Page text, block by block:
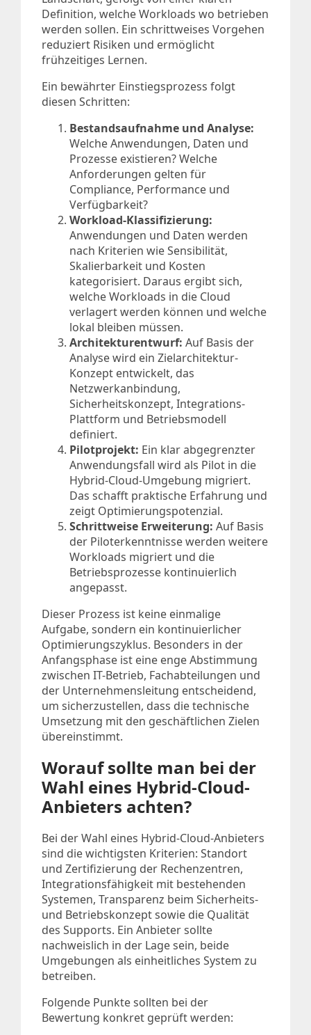
Definition, welche Workloads wo betrieben
werden sollen. Ein schrittweises Vorgehen
reduziert Risiken und ermöglicht
frühzeitiges Lernen.
Ein bewährter Einstiegsprozess folgt
diesen Schritten:
Bestandsaufnahme und Analyse:
Welche Anwendungen, Daten und
Prozesse existieren? Welche
Anforderungen gelten für
Compliance, Performance und
Verfügbarkeit?
Workload-Klassifizierung:
Anwendungen und Daten werden
nach Kriterien wie Sensibilität,
Skalierbarkeit und Kosten
kategorisiert. Daraus ergibt sich,
welche Workloads in die Cloud
verlagert werden können und welche
lokal bleiben müssen.
Architekturentwurf: Auf Basis der
Analyse wird ein Zielarchitektur-
Konzept entwickelt, das
Netzwerkanbindung,
Sicherheitskonzept, Integrations-
Plattform und Betriebsmodell
definiert.
Pilotprojekt: Ein klar abgegrenzter
Anwendungsfall wird als Pilot in die
Hybrid-Cloud-Umgebung migriert.
Das schafft praktische Erfahrung und
zeigt Optimierungspotenzial.
Schrittweise Erweiterung: Auf Basis
der Piloterkenntnisse werden weitere
Workloads migriert und die
Betriebsprozesse kontinuierlich
angepasst.
Dieser Prozess ist keine einmalige
Aufgabe, sondern ein kontinuierlicher
Optimierungszyklus. Besonders in der
Anfangsphase ist eine enge Abstimmung
zwischen IT-Betrieb, Fachabteilungen und
der Unternehmensleitung entscheidend,
um sicherzustellen, dass die technische
Umsetzung mit den geschäftlichen Zielen
übereinstimmt.
Worauf sollte man bei der
Wahl eines Hybrid-Cloud-
Anbieters achten?
Bei der Wahl eines Hybrid-Cloud-Anbieters
sind die wichtigsten Kriterien: Standort
und Zertifizierung der Rechenzentren,
Integrationsfähigkeit mit bestehenden
Systemen, Transparenz beim Sicherheits-
und Betriebskonzept sowie die Qualität
des Supports. Ein Anbieter sollte
nachweislich in der Lage sein, beide
Umgebungen als einheitliches System zu
betreiben.
Folgende Punkte sollten bei der
Bewertung konkret geprüft werden: